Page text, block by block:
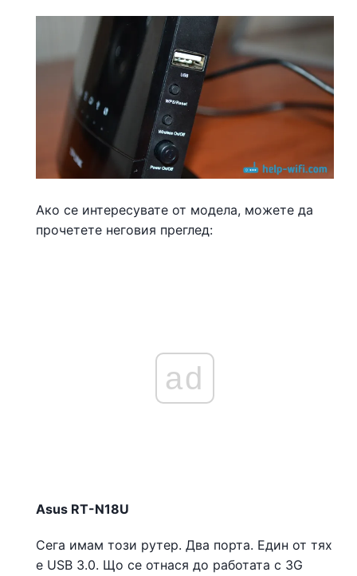
Ако се интересувате от модела, можете да
прочетете неговия преглед:
ad
Asus RT-N18U
Сега имам този рутер. Два порта. Един от тях
е USB 3.0. Що се отнася до работата с 3G